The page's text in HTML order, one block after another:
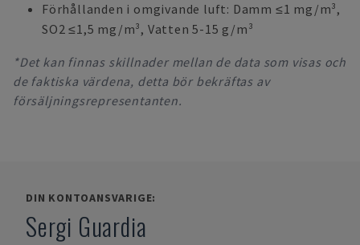
Förhållanden i omgivande luft: Damm ≤1 mg/m³,
SO2 ≤1,5 mg/m³, Vatten 5-15 g/m³
*Det kan finnas skillnader mellan de data som visas och
de faktiska värdena, detta bör bekräftas av
försäljningsrepresentanten.
DIN KONTOANSVARIGE:
Sergi Guardia